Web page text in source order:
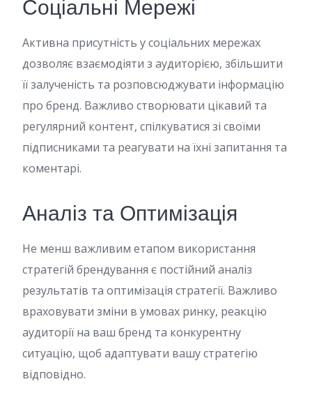
Соціальні Мережі
Активна присутність у соціальних мережах
дозволяє взаємодіяти з аудиторією, збільшити
її залученість та розповсюджувати інформацію
про бренд. Важливо створювати цікавий та
регулярний контент, спілкуватися зі своїми
підписниками та реагувати на їхні запитання та
коментарі.
Аналіз та Оптимізація
Не менш важливим етапом використання
стратегій брендування є постійний аналіз
результатів та оптимізація стратегії. Важливо
враховувати зміни в умовах ринку, реакцію
аудиторії на ваш бренд та конкурентну
ситуацію, щоб адаптувати вашу стратегію
відповідно.